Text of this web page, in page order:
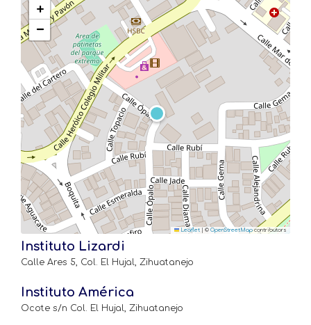
+
−
Leaflet © OpenStreetMapcontributors
Instituto Lizardi
Calle Ares 5, Col. El Hujal, Zihuatanejo
Instituto América
Ocote s/n Col. El Hujal, Zihuatanejo